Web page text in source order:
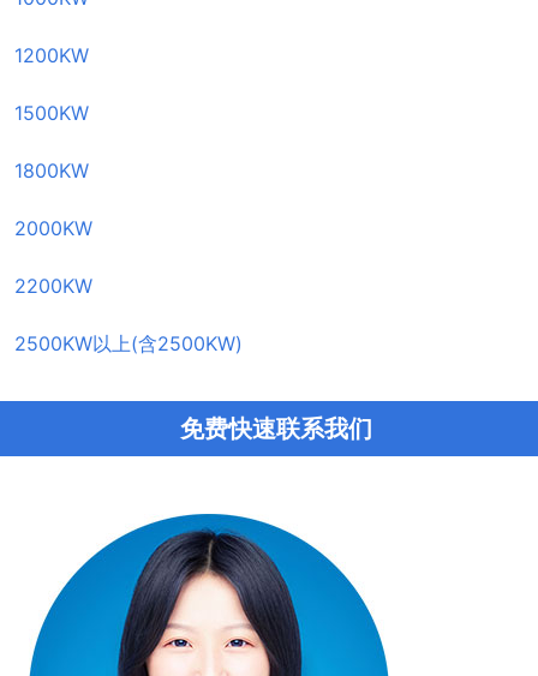
1200KW
1500KW
1800KW
2000KW
2200KW
2500KW以上(含2500KW)
免费快速联系我们